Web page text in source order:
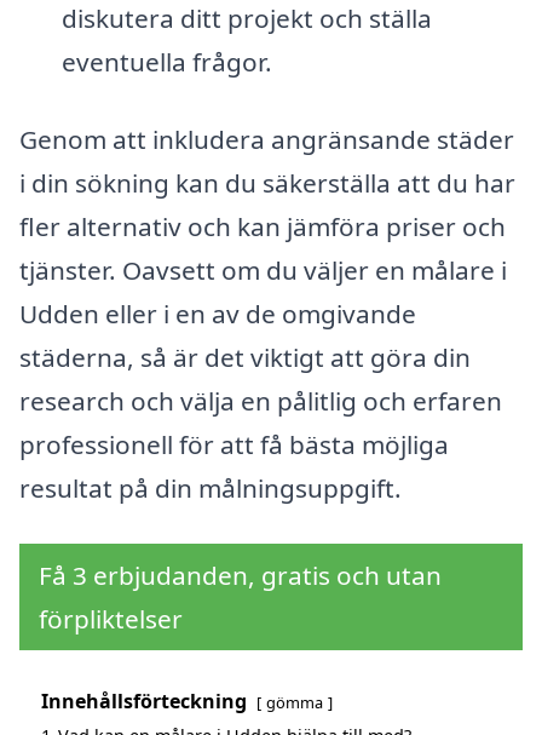
diskutera ditt projekt och ställa
eventuella frågor.
Genom att inkludera angränsande städer
i din sökning kan du säkerställa att du har
fler alternativ och kan jämföra priser och
tjänster. Oavsett om du väljer en målare i
Udden eller i en av de omgivande
städerna, så är det viktigt att göra din
research och välja en pålitlig och erfaren
professionell för att få bästa möjliga
resultat på din målningsuppgift.
Få 3 erbjudanden, gratis och utan
förpliktelser
Innehållsförteckning gömma